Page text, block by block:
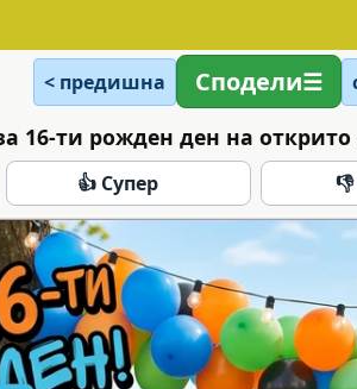
< предишна Сподели
16-ти рожден ден на
👍 Супер